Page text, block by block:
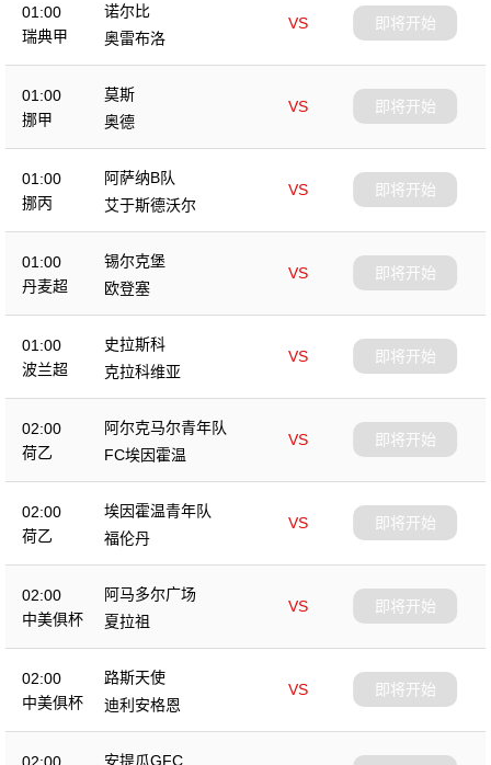
01:00
瑞典甲
诺尔比
VS
奥雷布洛
即将开始
01:00
挪甲
莫斯
VS
奥德
即将开始
01:00
挪丙
阿萨纳B队
VS
艾于斯德沃尔
即将开始
01:00
丹麦超
锡尔克堡
VS
欧登塞
即将开始
01:00
波兰超
史拉斯科
VS
克拉科维亚
即将开始
02:00
荷乙
阿尔克马尔青年队
VS
FC埃因霍温
即将开始
02:00
荷乙
埃因霍温青年队
VS
福伦丹
即将开始
02:00
中美俱杯
阿马多尔广场
VS
夏拉祖
即将开始
02:00
中美俱杯
路斯天使
VS
迪利安格恩
即将开始
安提瓜GFC